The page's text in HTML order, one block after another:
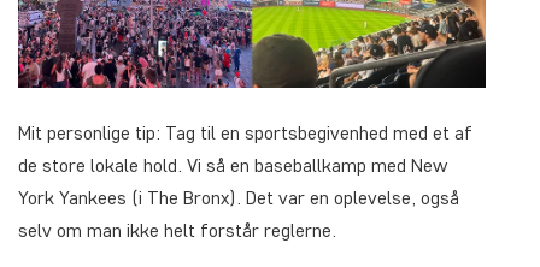
Mit personlige tip: Tag til en sportsbegivenhed med et af
de store lokale hold. Vi så en baseballkamp med New
York Yankees (i The Bronx). Det var en oplevelse, også
selv om man ikke helt forstår reglerne.